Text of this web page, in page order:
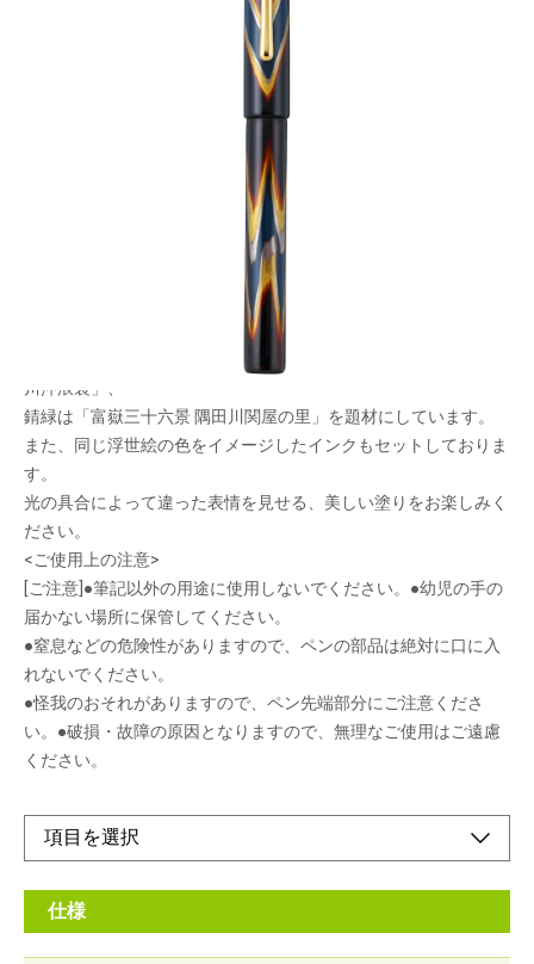
浮世絵の色から着想を得た万年筆
日本が誇る文化である「浮世絵」の色から着想を得た万年筆で
漆職人によって、北斎の浮世絵をイメージした鮮やかな色と金色
のグラデーションが施されています。
プロデュースは文具ソムリエの石津大氏が担当。
川沖浪裏」、
錆緑は「富嶽三十六景 隅田川関屋の里」を題材にしています。
また、同じ浮世絵の色をイメージしたインクもセットしておりま
す。
光の具合によって違った表情を見せる、美しい塗りをお楽しみく
ださい。
<ご使用上の注意>
[ご注意]●筆記以外の用途に使用しないでください。●幼児の手の
届かない場所に保管してください。
●窒息などの危険性がありますので、ペンの部品は絶対に口に入
れないでください。
●怪我のおそれがありますので、ペン先端部分にご注意くださ
い。●破損・故障の原因となりますので、無理なご使用はご遠慮
ください。
仕様